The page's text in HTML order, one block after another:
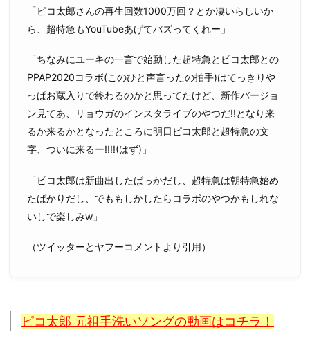
「ピコ太郎さんの再生回数1000万回？とか凄いらしいか
ら、超特急もYouTubeあげてバズってくれー」
「ちなみにユーキの一言で始動した超特急とピコ太郎との
PPAP2020コラボ(このひと声言ったの拍手)はてっきりや
っぱお蔵入りで終わるのかと思ってたけど、新作バージョ
ン見てあ、リョウガのインスタライブのやつだ!!となり来
るか来るかとなったところに明日ピコ太郎と超特急の文
字、ついに来るー!!!!(はず)」
「ピコ太郎は新曲出したばっかだし、超特急は朝特急始め
たばかりだし、でももしかしたらコラボのやつかもしれな
いしで楽しみw」
（ツイッターとヤフーコメントより引用）
ピコ太郎 元祖手洗いソングの動画はコチラ！